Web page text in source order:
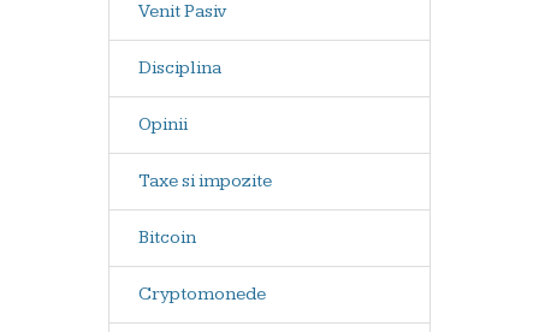
Venit Pasiv
Disciplina
Opinii
Taxe si impozite
Bitcoin
Cryptomonede